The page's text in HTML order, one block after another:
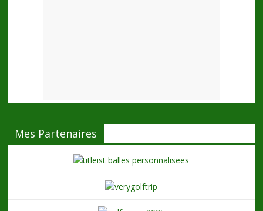
Mes Partenaires